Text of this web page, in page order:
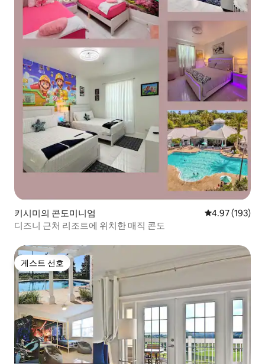
키시미의 콘도미니엄 평점 4.97점(5
4.97 (193)
디즈니 근처 리조트에 위치한 매직 콘도
게스트 선호
게스트 선호